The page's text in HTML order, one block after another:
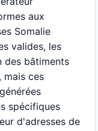
aux
Somalie
valides, les
des bâtiments
mais ces
spécifiques
d'adresses de